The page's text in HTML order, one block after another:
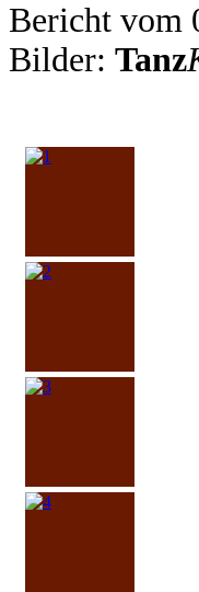
Bericht vom
Bilder: Tanz